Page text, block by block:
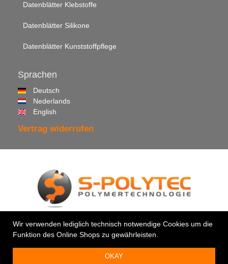
Datenblätter Klebstoffe
Datenblätter Silikone
Datenblätter Kunststoffpflege
Sprachen
Deutsch
Nederlands
English
Vertrag widerrufen
© 2026 •S-Polytec GmbH
Ihr Profi für Kunststoffe & Klebstoffe
Wir verwenden lediglich technisch notwendige Cookies um die
Funktion des Online Shops zu gewährleisten.
OKAY